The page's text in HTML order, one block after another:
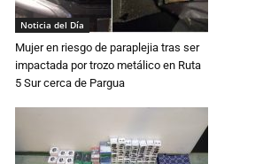
Noticia del Día
Mujer en riesgo de paraplejia tras ser
impactada por trozo metálico en Ruta
5 Sur cerca de Pargua